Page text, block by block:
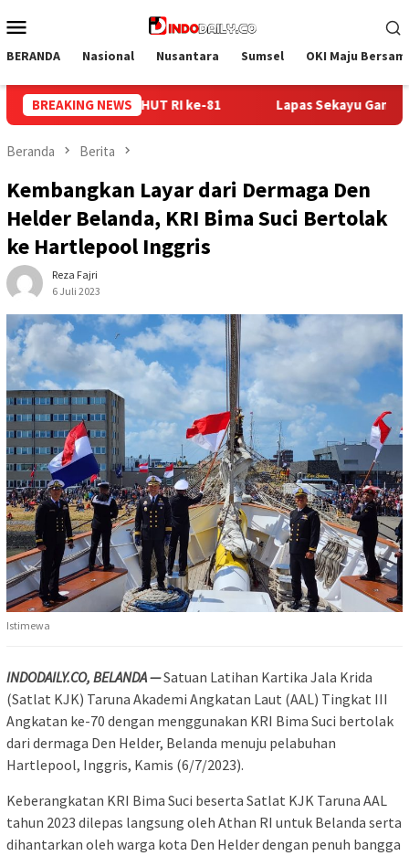
ke
Mobile
BERANDA Nasional Nusantara Sumsel OKI Maju
BREAKING NEWS
Sekayu Gandeng Kwarcab Muba Berikan Materi Dasar
Beranda Berita
Kembangkan Layar dari Dermaga Den
Helder Belanda, KRI Bima Suci Bertolak
ke Hartlepool Inggris
Reza Fajri
6 Juli 2023
Istimewa
INDODAILY.CO, BELANDA —Satuan Latihan Kartika Jala Krida
(Satlat KJK) Taruna Akademi Angkatan Laut (AAL) Tingkat III
Angkatan ke-70 dengan menggunakan KRI Bima Suci bertolak
dari dermaga Den Helder, Belanda menuju pelabuhan
Hartlepool, Inggris, Kamis (6/7/2023).
Keberangkatan KRI Bima Suci beserta Satlat KJK Taruna AAL
tahun 2023 dilepas langsung oleh Athan RI untuk Belanda serta
dihantarkan oleh warga kota Den Helder dengan penuh bangga